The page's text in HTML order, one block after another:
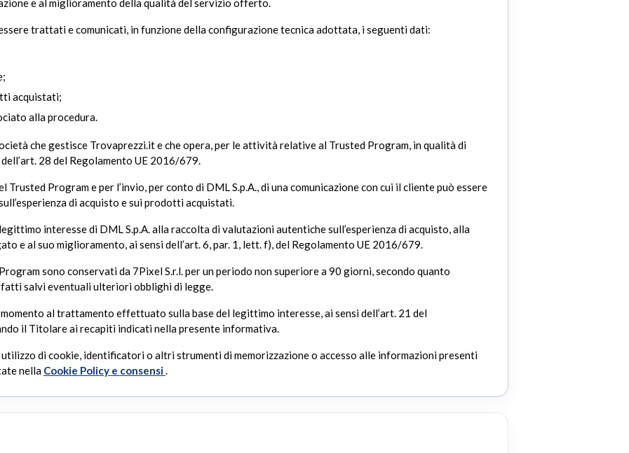
e al miglioramento della qualità del servizio offerto.
trattati e comunicati, in funzione della configurazione tecnica adottata, i seguenti dati:
acquistati;
alla procedura.
che gestisce Trovaprezzi.it e che opera, per le attività relative al Trusted Program, in qualità di
28 del Regolamento UE 2016/679.
Program e per l’invio, per conto di DML S.p.A., di una comunicazione con cui il cliente può essere
di acquisto e sui prodotti acquistati.
interesse di DML S.p.A. alla raccolta di valutazioni autentiche sull’esperienza di acquisto, alla
e al suo miglioramento, ai sensi dell’art. 6, par. 1, lett. f), del Regolamento UE 2016/679.
sono conservati da 7Pixel S.r.l. per un periodo non superiore a 90 giorni, secondo quanto
salvi eventuali ulteriori obblighi di legge.
al trattamento effettuato sulla base del legittimo interesse, ai sensi dell’art. 21 del
il Titolare ai recapiti indicati nella presente informativa.
di cookie, identificatori o altri strumenti di memorizzazione o accesso alle informazioni presenti
nella Cookie Policy e consensi.